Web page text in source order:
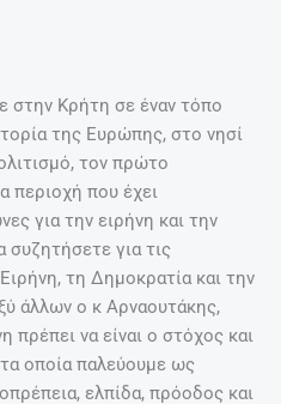
στην Κρήτη σε έναν τόπο
της Ευρώπης, στο νησί
τον πρώτο
περιοχή που έχει
για την ειρήνη και την
συζητήσετε για τις
τη Δημοκρατία και την
άλλων ο κ Αρναουτάκης,
πρέπει να είναι ο στόχος και
οποία παλεύουμε ως
ελπίδα, πρόοδος και